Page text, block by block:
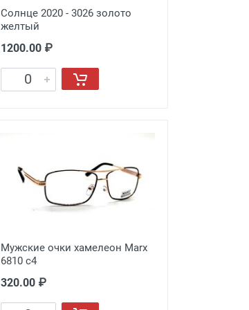
Солнце 2020 - 3026 золото
желтый
1200.00 ₽
Мужские очки хамелеон Marx
6810 c4
320.00 ₽